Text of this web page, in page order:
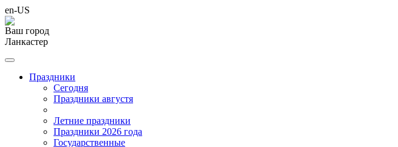
en-US
Ваш город
Ланкастер
Праздники
Cегодня
Праздники августя
Летние праздники
Праздники 2026 года
Государственные